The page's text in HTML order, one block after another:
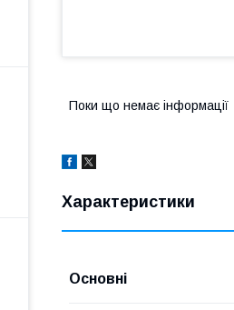
Поки що немає інформації
Характеристики
Основні